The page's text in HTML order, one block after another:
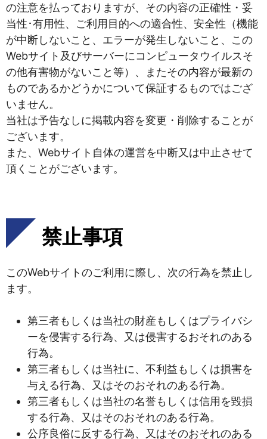
の注意を払っておりますが、その内容の正確性・妥
当性･有用性、ご利用目的への適合性、安全性（機能
が中断しないこと、エラーが発生しないこと、この
Webサイト及びサーバーにコンピュータウイルスそ
の他有害物がないこと等）、またその内容が最新の
ものであるかどうかについて保証するものではござ
いません。
当社は予告なしに掲載内容を変更・削除することが
ございます。
また、Webサイト自体の運営を中断又は中止させて
頂くことがございます。
禁止事項
このWebサイトのご利用に際し、次の行為を禁止し
ます。
第三者もしくは当社の財産もしくはプライバシ
ーを侵害する行為、又は侵害するおそれのある
行為。
第三者もしくは当社に、不利益もしくは損害を
与える行為、又はそのおそれのある行為。
第三者もしくは当社の名誉もしくは信用を毀損
する行為、又はそのおそれのある行為。
公序良俗に反する行為、又はそのおそれのある